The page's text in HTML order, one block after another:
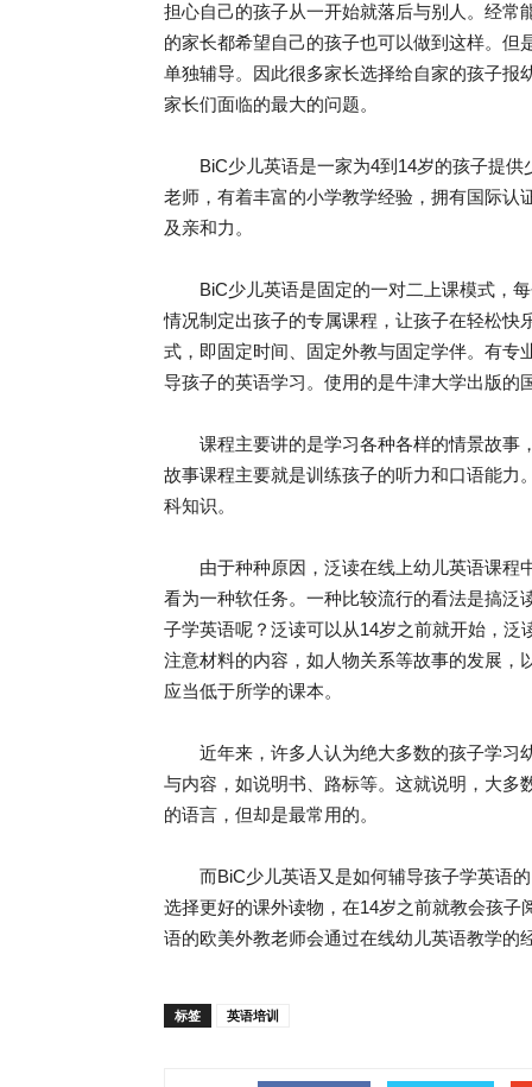
担心自己的孩子从一开始就落后与别人。经常
的家长都希望自己的孩子也可以做到这样。
单独辅导。因此很多家长选择给自家的孩子报
家长们面临的最大的问题。
BiC少儿英语是一家为4到14岁的孩子提供
老师，有着丰富的小学教学经验，拥有国际认
及亲和力。
BiC少儿英语是固定的一对二上课模式，每
情况制定出孩子的专属课程，让孩子在轻松快
式，即固定时间、固定外教与固定学伴。有专
导孩子的英语学习。使用的是牛津大学出版的
课程主要讲的是学习各种各样的情景故事
故事课程主要就是训练孩子的听力和口语能力
科知识。
由于种种原因，泛读在线上幼儿英语课程
看为一种软任务。一种比较流行的看法是搞泛
子学英语呢？泛读可以从14岁之前就开始，
注意材料的内容，如人物关系等故事的发展，
应当低于所学的课本。
近年来，许多人认为绝大多数的孩子学习
与内容，如说明书、路标等。这就说明，大多
的语言，但却是最常用的。
而BiC少儿英语又是如何辅导孩子学英语的
选择更好的课外读物，在14岁之前就教会孩
语的欧美外教老师会通过在线幼儿英语教学的
标签 英语培训